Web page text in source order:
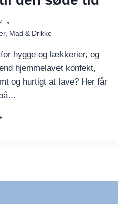
, Mad & Drikke
hygge og lækkerier, og
hjemmelavet konfekt,
og hurtigt at lave? Her får